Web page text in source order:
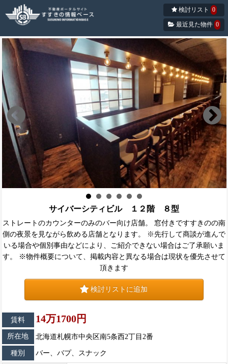
検討リスト 0
最近見た物件 0
サイバーシティビル １２階 ８型
ストレートのカウンターのみのバー向け店舗。 窓付きですすきのの南
側の夜景を見ながら飲める店舗となります。 ※先行して商談が進んで
いる場合や個別事由などにより、ご紹介できない場合はご了承願いま
す。 ※物件概要について、掲載内容と異なる場合は現状を優先させて
頂きます
検討リストに追加
賃料 14万1700円
所在地 北海道札幌市中央区南5条西2丁目2番
種別 バー、バプ、スナック